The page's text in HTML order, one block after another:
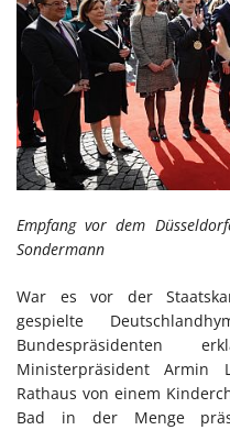
Empfang vor dem
Sondermann
War es vor der
gespielte
Ministerpräsident Armin
Rathaus von einem
Bad in der Menge